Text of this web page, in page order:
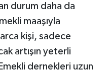
durum daha da
maaşıyla
kişi, sadece
artışın yeterli
dernekleri uzun